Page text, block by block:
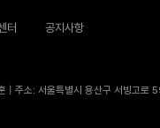
터 공지사항
| 주소: 서울특별시 용산구 서빙고